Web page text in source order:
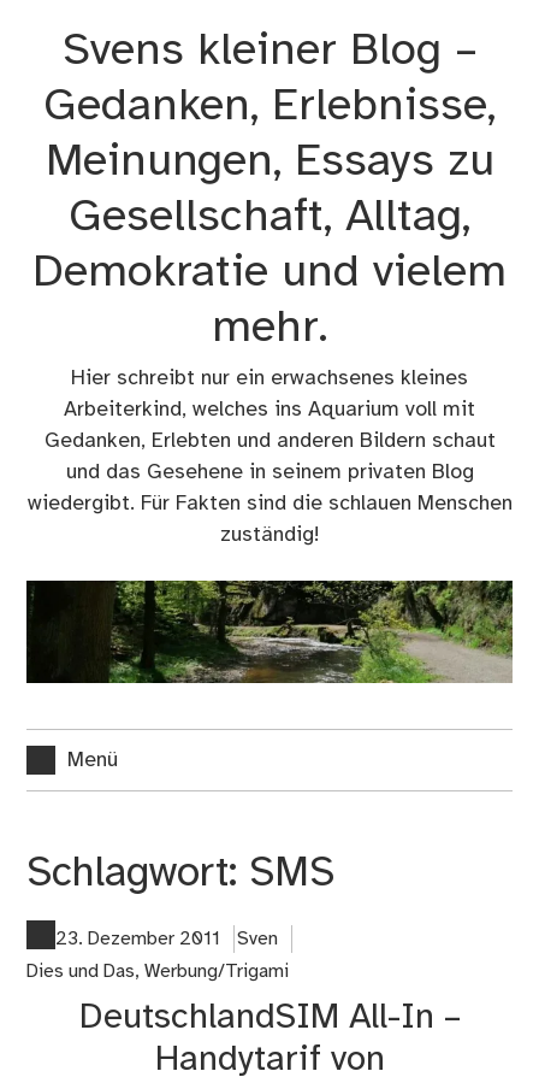
Svens kleiner Blog –
Gedanken, Erlebnisse,
Meinungen, Essays zu
Gesellschaft, Alltag,
Demokratie und vielem
mehr.
Hier schreibt nur ein erwachsenes kleines
Arbeiterkind, welches ins Aquarium voll mit
Gedanken, Erlebten und anderen Bildern schaut
und das Gesehene in seinem privaten Blog
wiedergibt. Für Fakten sind die schlauen Menschen
zuständig!
Menü
Schlagwort: SMS
23. Dezember 2011
Sven
Dies und Das,Werbung/Trigami
DeutschlandSIM All-In –
Handytarif von